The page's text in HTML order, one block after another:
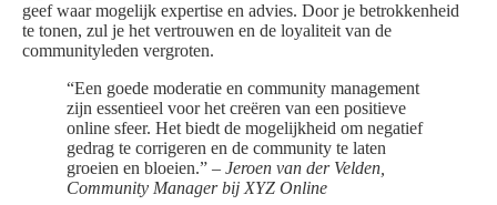
geef waar mogelijk expertise en advies. Door je betrokkenheid
te tonen, zul je het vertrouwen en de loyaliteit van de
communityleden vergroten.
“Een goede moderatie en community management
zijn essentieel voor het creëren van een positieve
online sfeer. Het biedt de mogelijkheid om negatief
gedrag te corrigeren en de community te laten
groeien en bloeien.” – Jeroen van der Velden,
Community Manager bij XYZ Online